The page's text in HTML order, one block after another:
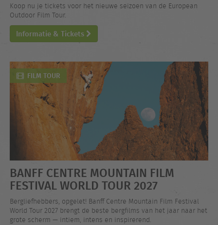
Koop nu je tickets voor het nieuwe seizoen van de European
Outdoor Film Tour.
Informatie & Tickets
FILM TOUR
BANFF CENTRE MOUNTAIN FILM
FESTIVAL WORLD TOUR 2027
Bergliefhebbers, opgelet! Banff Centre Mountain Film Festival
World Tour 2027 brengt de beste bergfilms van het jaar naar het
grote scherm — intiem, intens en inspirerend.